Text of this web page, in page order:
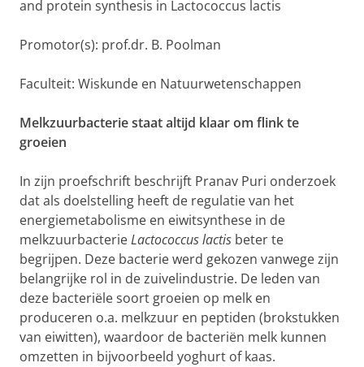
and protein synthesis in Lactococcus lactis
Promotor(s): prof.dr. B. Poolman
Faculteit: Wiskunde en Natuurwetenschappen
Melkzuurbacterie staat altijd klaar om flink te
groeien
In zijn proefschrift beschrijft Pranav Puri onderzoek
dat als doelstelling heeft de regulatie van het
energiemetabolisme en eiwitsynthese in de
melkzuurbacterieLactococcus lactis beter te
begrijpen. Deze bacterie werd gekozen vanwege zijn
belangrijke rol in de zuivelindustrie. De leden van
deze bacteriële soort groeien op melk en
produceren o.a. melkzuur en peptiden (brokstukken
van eiwitten), waardoor de bacteriën melk kunnen
omzetten in bijvoorbeeld yoghurt of kaas.